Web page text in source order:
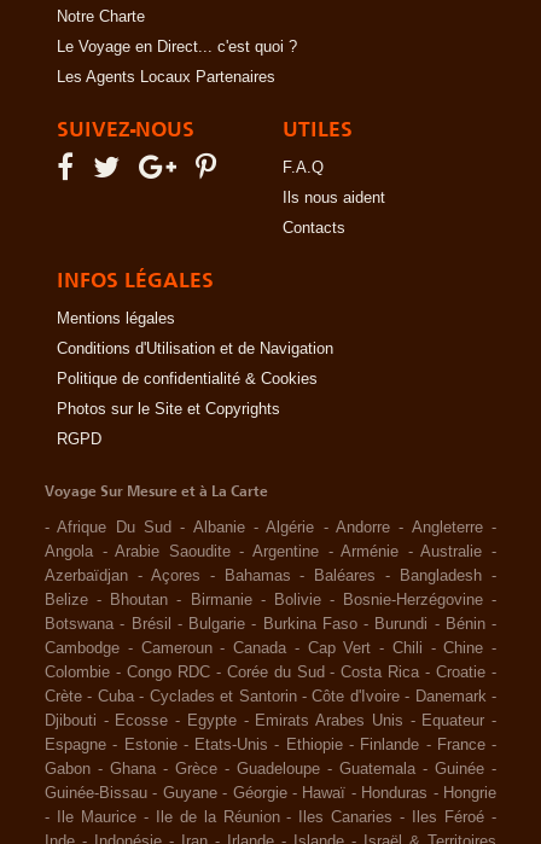
Notre Charte
Le Voyage en Direct... c'est quoi ?
Les Agents Locaux Partenaires
SUIVEZ-NOUS UTILES
F.A.Q
Ils nous aident
Contacts
INFOS LÉGALES
Mentions légales
Conditions d'Utilisation et de Navigation
Politique de confidentialité & Cookies
Photos sur le Site et Copyrights
RGPD
Voyage Sur Mesure et à La Carte
-Afrique Du Sud - Albanie -Algérie -Andorre - Angleterre -
Angola -Arabie Saoudite -Argentine -Arménie -Australie -
Azerbaïdjan - Açores - Bahamas - Baléares - Bangladesh -
Belize - Bhoutan - Birmanie - Bolivie - Bosnie-Herzégovine -
Botswana - Brésil - Bulgarie - Burkina Faso - Burundi - Bénin -
Cambodge - Cameroun - Canada - Cap Vert - Chili -Chine -
Colombie - Congo RDC - Corée du Sud -Costa Rica -Croatie -
Crète - Cuba - Cyclades et Santorin -Côte d'Ivoire - Danemark -
Djibouti - Ecosse - Egypte - Emirats Arabes Unis - Equateur -
Espagne - Estonie - Etats-Unis - Ethiopie - Finlande - France -
Gabon - Ghana - Grèce - Guadeloupe - Guatemala - Guinée -
Guinée-Bissau - Guyane - Géorgie - Hawaï - Honduras - Hongrie
-
Ile Maurice - Ile de la Réunion - Iles Canaries - Iles Féroé -